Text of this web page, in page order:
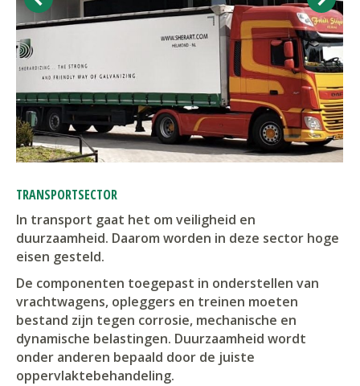
TRANSPORTSECTOR
In transport gaat het om veiligheid en
duurzaamheid. Daarom worden in deze sector hoge
eisen gesteld.
De componenten toegepast in onderstellen van
vrachtwagens, opleggers en treinen moeten
bestand zijn tegen corrosie, mechanische en
dynamische belastingen. Duurzaamheid wordt
onder anderen bepaald door de juiste
oppervlaktebehandeling.